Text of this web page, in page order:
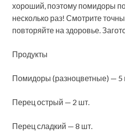
хороший, поэтому помидоры
несколько раз! Смотрите
повторяйте на здоровье.
Продукты
Помидоры (разноцветные) — 5
Перец острый — 2 шт.
Перец сладкий — 8 шт.